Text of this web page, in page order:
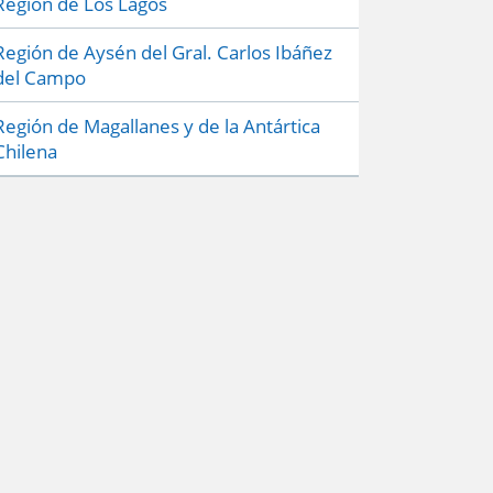
de Aysén del Gral. Carlos Ibáñez
Campo
de Magallanes y de la Antártica